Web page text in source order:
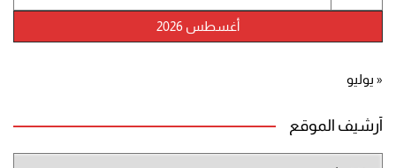
أغسطس 2026
« يوليو
أرشيف الموقع